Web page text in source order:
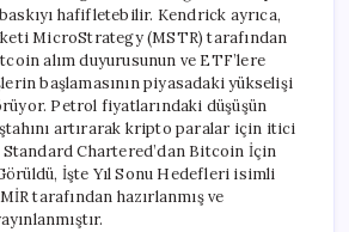
hafifletebilir. Kendrick ayrıca,
MicroStrategy (MSTR) tarafından
alım duyurusunun ve ETF’lere
başlamasının piyasadaki yükselişi
Petrol fiyatlarındaki düşüşün
artırarak kripto paralar için itici
Chartered’dan Bitcoin İçin
İşte Yıl Sonu Hedefleri isimli
tarafından hazırlanmış ve